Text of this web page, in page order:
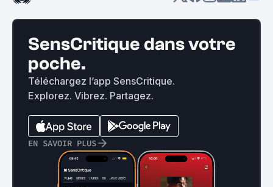
SensCritique dans votre
poche.
Téléchargez l’app SensCritique.
Explorez. Vibrez. Partagez.
EN SAVOIR PLUS